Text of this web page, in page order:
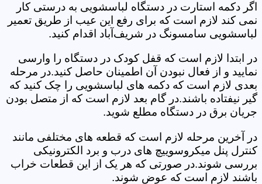
اگر دکمه استارت در دستگاه لباسشویی به درستی کار
نمی کند لازم است که برای رفع این عیب از طریق تعمیر
لباسشویی سامسونگ در شریف‌آباد اقدام کنید.
در ابتدا لازم است که قفل کودک در دستگاه را وارسی
نمایید و از فعال نبودن آن اطمینان حاصل کنید.در مرحله
بعدی لازم است که دکمه های لباسشویی را چک کنید که
گیر نیفتاده باشند.در گام بعد لازم است که از متصل بودن
جریان برق در دستگاه مطلع شوید.
در آخرین مرحله لازم است که قطعه های مختلفی مانند
کنترل پنل میکروسوییچ های درب و برد الکترونیکی
بررسی شوند.در صورتی که هر یک از این قطعات خراب
باشند لازم است که عوض شوند.